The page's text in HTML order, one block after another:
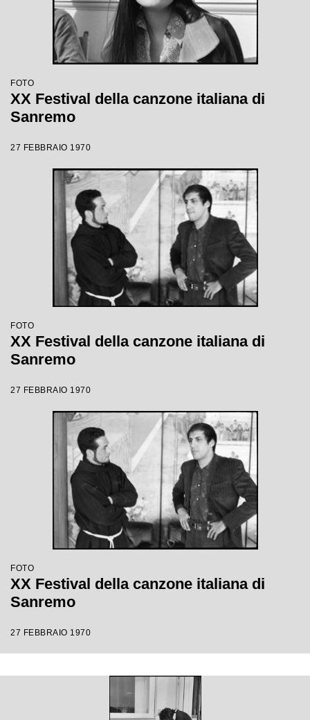
FOTO
XX Festival della canzone italiana di
Sanremo
27 FEBBRAIO 1970
FOTO
XX Festival della canzone italiana di
Sanremo
27 FEBBRAIO 1970
FOTO
XX Festival della canzone italiana di
Sanremo
27 FEBBRAIO 1970